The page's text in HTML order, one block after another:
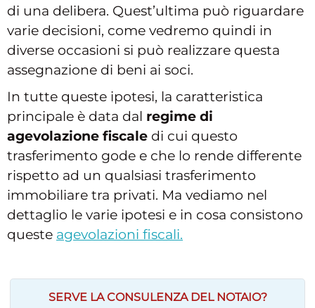
di una delibera. Quest’ultima può riguardare
varie decisioni, come vedremo quindi in
diverse occasioni si può realizzare questa
assegnazione di beni ai soci.
In tutte queste ipotesi, la caratteristica
principale è data dal regime di
agevolazione fiscale di cui questo
trasferimento gode e che lo rende differente
rispetto ad un qualsiasi trasferimento
immobiliare tra privati. Ma vediamo nel
dettaglio le varie ipotesi e in cosa consistono
queste agevolazioni fiscali.
SERVE LA CONSULENZA DEL NOTAIO?